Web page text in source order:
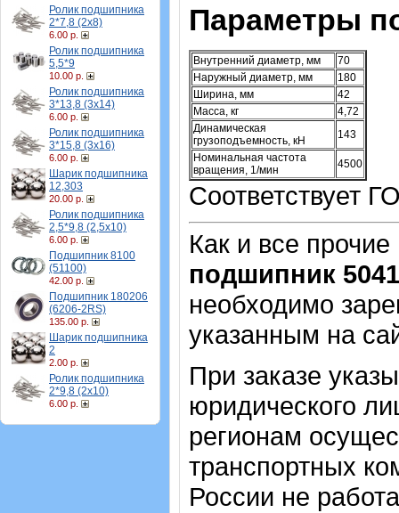
Ролик подшипника
2*7,8 (2х8)
6.00 р.
Ролик подшипника
5,5*9
10.00 р.
Ролик подшипника
3*13,8 (3х14)
6.00 р.
Ролик подшипника
3*15,8 (3х16)
6.00 р.
Шарик подшипника
12,303
20.00 р.
Ролик подшипника
2,5*9,8 (2,5х10)
6.00 р.
Подшипник 8100
(51100)
42.00 р.
Подшипник 180206
(6206-2RS)
135.00 р.
Шарик подшипника
2
2.00 р.
Ролик подшипника
2*9,8 (2х10)
6.00 р.
Параметры
Внутренний диаметр, мм
70
Наружный диаметр, мм
180
Ширина, мм
42
Масса, кг
4,72
Динамическая
грузоподъемность, кН
143
Номинальная частота
вращения, 1/мин
4500
Соответствует
Как и все
подшипник
необходимо
указанным на
При заказе
юридического
регионам
транспортных
России не